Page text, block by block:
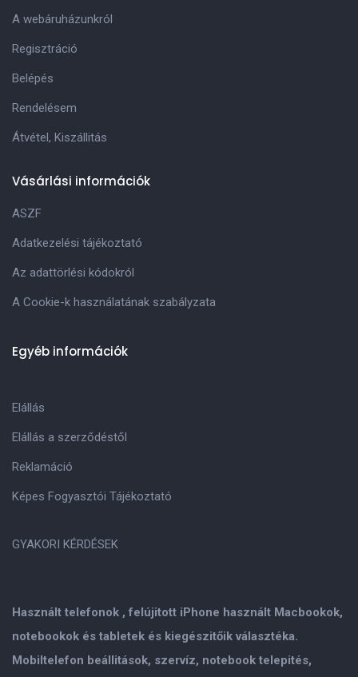
Használt telefonok , felújitott iPhone használt Macbookok,
notebookok és tabletek és kiegészitőik választéka.
Mobiltelefon beállitások, szervíz, notebook telepités,
A webáruházunkról
Regisztráció
Belépés
Rendelésem
Átvétel, Kiszállitás
Vásárlási információk
ASZF
Adatkezelési tájékoztató
Az adattörlési kódokról
A Cookie-k használatának szabályzata
Egyéb információk
Elállás
Elállás a szerződéstől
Reklamáció
Képes Fogyasztói Tájékoztató
GYAKORI KÉRDÉSEK